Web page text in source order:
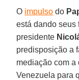
O impulso do
está dando seus
presidente
predisposição a
mediação com a
Venezuela para